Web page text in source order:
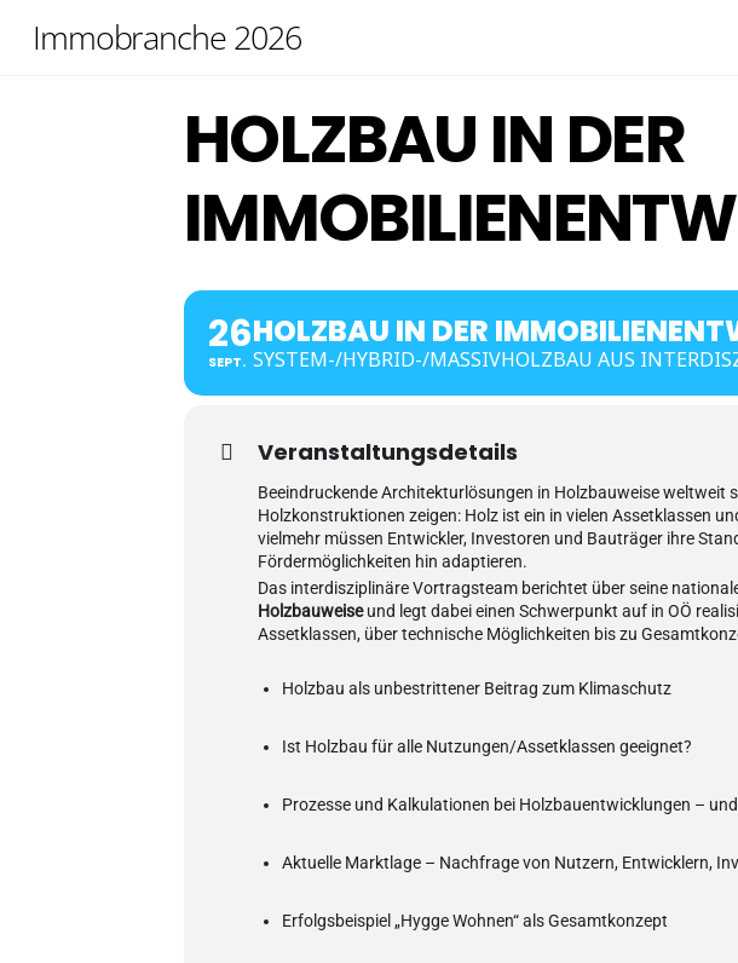
Immobranche 2026
HOLZBAU IN DER
26
SEPT.
HOLZBAU IN DER
SYSTEM-/HYBRID-/MASSIVHOLZBAU AUS
Veranstaltungsdetails
Beeindruckende Architekturlösungen in Holzbauweise weltweit
Holzkonstruktionen zeigen: Holz ist ein in vielen Assetklassen
vielmehr müssen Entwickler, Investoren und Bauträger ihre
Fördermöglichkeiten hin adaptieren.
Das interdisziplinäre Vortragsteam berichtet über seine
Holzbauweiseund legt dabei einen Schwerpunkt auf in OÖ
Assetklassen, über technische Möglichkeiten bis zu
Holzbau als unbestrittener Beitrag zum Klimaschutz
Ist Holzbau für alle Nutzungen/Assetklassen geeignet?
Prozesse und Kalkulationen bei Holzbauentwicklungen – und
Aktuelle Marktlage – Nachfrage von Nutzern, Entwicklern,
Erfolgsbeispiel „Hygge Wohnen“ als Gesamtkonzept